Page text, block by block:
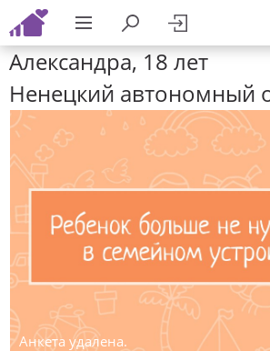
Александра, 18 лет
Ненецкий автономный
Анкета удалена.